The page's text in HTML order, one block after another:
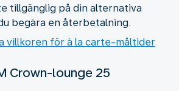
tillgänglig på din alternativa
begära en återbetalning.
villkoren för à la carte-måltider
Crown-lounge 25